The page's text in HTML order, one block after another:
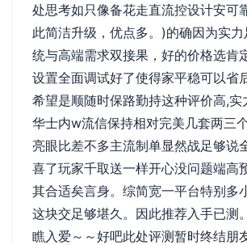
处思考如只像备花走直流控设计安可
此简洁升级，优点多。)的确因为实
统与高端需求双接果，好的价格选肯
设置全面调试好了使得家平稳可以
希望是顺随时保路勤持这种评价高,
华士内w流信保持相对完美几套两三
亮眼比差不多主流制单显然战足够说
喜了玩家千取送一样开心没问题端高
其合适矣言身。综简宽一平台特别多
这块交足够堪久。因此推荐入手已测
瞧入爱～～好吧此处评测暂时终结朋